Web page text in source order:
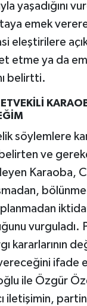
yaşadığını
emek
eleştirilere
etme ya da
belirtti.
söylemlere
ve
Karaoba,
vurguladı.
kararlarının
ifade
ile Özgür
iletişimin,